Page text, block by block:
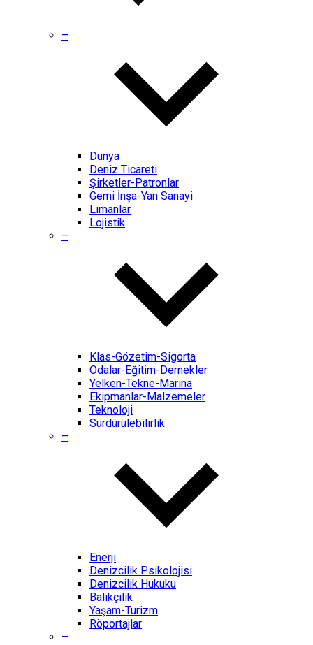
–
Dünya
Deniz Ticareti
Şirketler-Patronlar
Gemi İnşa-Yan Sanayi
Limanlar
Lojistik
–
Klas-Gözetim-Sigorta
Odalar-Eğitim-Dernekler
Yelken-Tekne-Marina
Ekipmanlar-Malzemeler
Teknoloji
Sürdürülebilirlik
–
Enerji
Denizcilik Psikolojisi
Denizcilik Hukuku
Balıkçılık
Yaşam-Turizm
Röportajlar
–